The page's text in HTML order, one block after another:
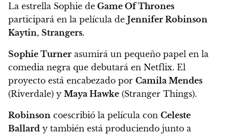
La estrella Sophie de Game Of Thrones
participará en la película de Jennifer Robinson
Kaytin, Strangers.
Sophie Turner asumirá un pequeño papel en la
comedia negra que debutará en Netflix. El
proyecto está encabezado por Camila Mendes
(Riverdale) y Maya Hawke (Stranger Things).
Robinson coescribió la película con Celeste
Ballard y también está produciendo junto a